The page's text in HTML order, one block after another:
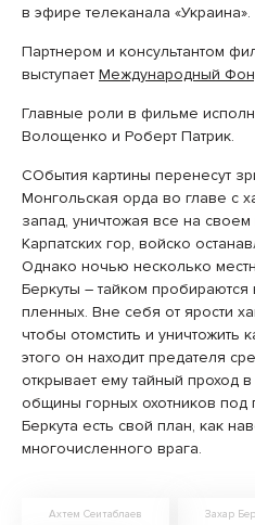
в эфире телеканала «Украина».
Партнером и консультантом
выступает Международный
Главные роли в фильме
Волощенко и Роберт Патрик.
СОбытия картины перенесут
Монгольская орда во главе с
запад, уничтожая все на
Карпатских гор, войско
Однако ночью несколько
Беркуты – тайком
пленных. Вне себя от ярости
чтобы отомстить и уничтожить
этого он находит предателя
открывает ему тайный проход
общины горных охотников под
Беркута есть свой план, как
многочисленного врага.
Ахтем Сеитаблаев Захар